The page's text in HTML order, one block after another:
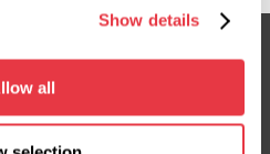
Show details
all